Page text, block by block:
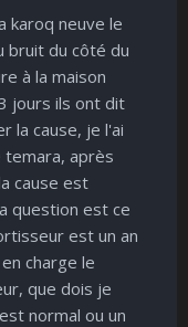
karoq neuve le
bruit du côté du
à la maison
jours ils ont dit
la cause, je l'ai
temara, après
cause est
question est ce
est un an
charge le
que dois je
normal ou un